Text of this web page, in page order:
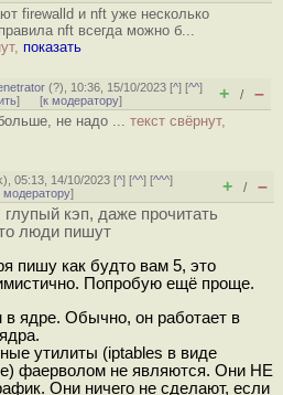
firewalld и nft уже несколько
nft всегда можно б...
показать
(?), 10:36, 15/10/2023 [^] [^^]
] [к модератору] + / –
не надо ... текст свёрнут,
), 05:13, 14/10/2023 [^] [^^] [^^^]
модератору] + / –
кэп, даже прочитать
люди пишут
пишу как будто вам 5, это
Попробую ещё проще.
в ядре. Обычно, он работает в
утилиты (iptables в виде
фаерволом не являются. Они НЕ
Они ничего не сделают, если